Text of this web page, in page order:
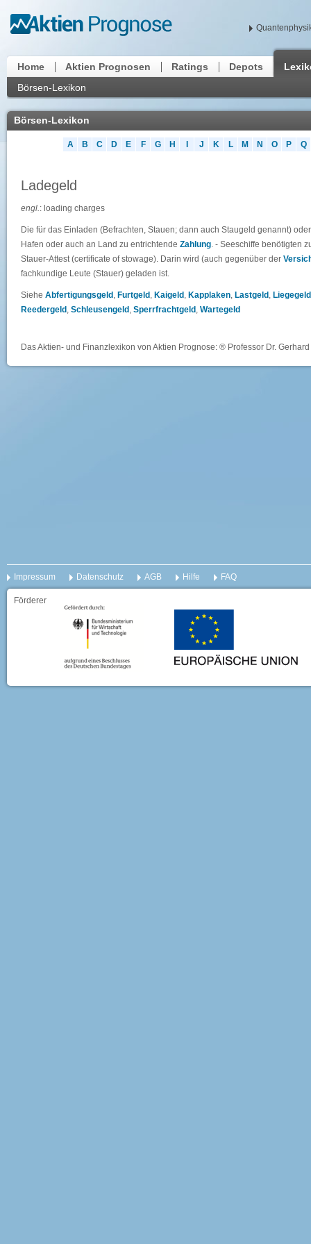
Home Aktien Prognosen Ratings Depots
Börsen-Lexikon
Börsen-Lexikon
A B C D E F G H J K L M N O P Q
Ladegeld
engl.: loading charges
Die für das Einladen (Befrachten, Stauen; dann auch Staugeld genannt)
Hafen oder auch an Land zu entrichtende Zahlung. - Seeschiffe benötigten
Stauer-Attest (certificate of stowage). Darin wird (auch gegenüber der
fachkundige Leute (Stauer) geladen ist.
Siehe Abfertigungsgeld , Furtgeld , Kaigeld , Kapplaken, Lastgeld , Liegegeld
Reedergeld , Schleusengeld , Sperrfrachtgeld , Wartegeld
Das Aktien- und Finanzlexikon von Aktien Prognose: ® Professor Dr.
Impressum Datenschutz AGB Hilfe FAQ
Förderer